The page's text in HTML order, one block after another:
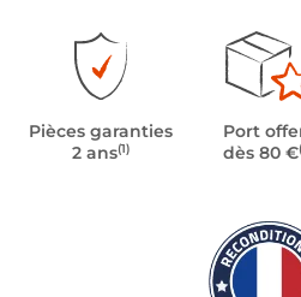
Pièces garanties
2 ans(1)
Port
dès 80 €